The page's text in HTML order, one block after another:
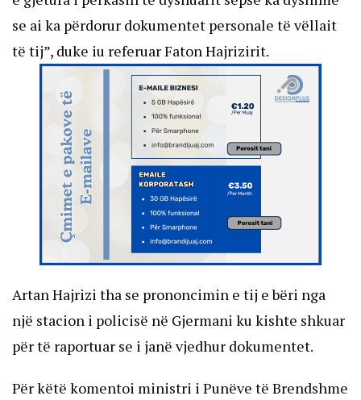
se ai ka përdorur dokumentet personale të vëllait
të tij”, duke iu referuar Faton Hajrizirit.
Artan Hajrizi tha se prononcimin e tij e bëri nga
një stacion i policisë në Gjermani ku kishte shkuar
për të raportuar se i janë vjedhur dokumentet.
Për këtë komentoi ministri i Punëve të Brendshme